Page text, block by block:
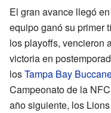
El gran avance llegó
equipo ganó su primer
los playoffs, vencieron
victoria en
losTampa Bay
Campeonato de la
año siguiente, los